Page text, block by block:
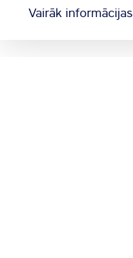
Vairāk informācijas